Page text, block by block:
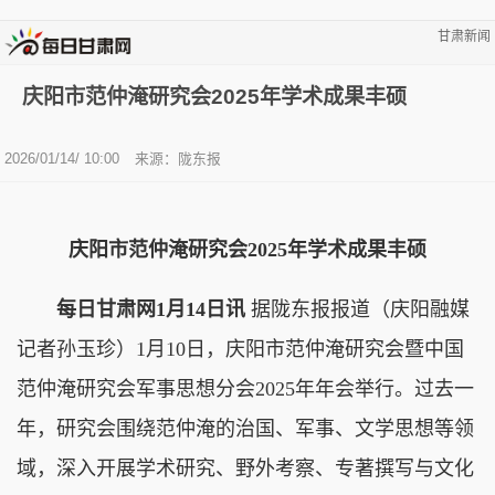
甘肃新闻
庆阳市范仲淹研究会2025年学术成果丰硕
2026/01/14/ 10:00 来源：陇东报
庆阳市范仲淹研究会2025年学术成果丰硕
每日甘肃网1月14日讯 据陇东报报道（庆阳融媒
记者孙玉珍）1月10日，庆阳市范仲淹研究会暨中国
范仲淹研究会军事思想分会2025年年会举行。过去一
年，研究会围绕范仲淹的治国、军事、文学思想等领
域，深入开展学术研究、野外考察、专著撰写与文化